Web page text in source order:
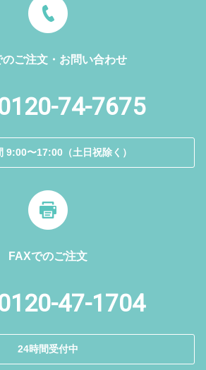
のご注文・お問い合わせ
74-7675
9:00〜17:00（土日祝除く）
FAXでのご注文
47-1704
24時間受付中